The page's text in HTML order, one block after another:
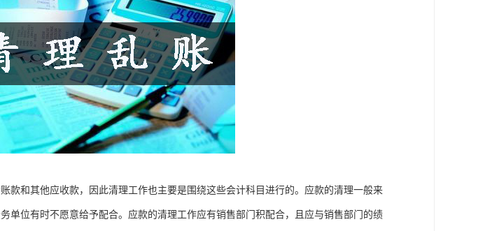
款和其他应收款，因此清理工作也主要是围绕这些会计科目进行的。应款的清理一般来
单位有时不愿意给予配合。应款的清理工作应有销售部门积配合，且应与销售部门的绩